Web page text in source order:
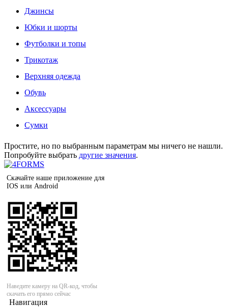
Джинсы
Юбки и шорты
Футболки и топы
Трикотаж
Верхняя одежда
Обувь
Аксессуары
Сумки
Простите, но по выбранным параметрам мы ничего не нашли.
Попробуйте выбрать другие значения.
Скачайте наше приложение для
IOS или Android
Наведите камеру на QR-код, чтобы
скачать его прямо сейчас
Навигация